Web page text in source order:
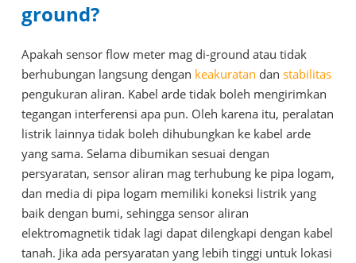
ground?
Apakah sensor flow meter mag di-ground atau tidak
berhubungan langsung dengan keakuratan dan stabilitas
pengukuran aliran. Kabel arde tidak boleh mengirimkan
tegangan interferensi apa pun. Oleh karena itu, peralatan
listrik lainnya tidak boleh dihubungkan ke kabel arde
yang sama. Selama dibumikan sesuai dengan
persyaratan, sensor aliran mag terhubung ke pipa logam,
dan media di pipa logam memiliki koneksi listrik yang
baik dengan bumi, sehingga sensor aliran
elektromagnetik tidak lagi dapat dilengkapi dengan kabel
tanah. Jika ada persyaratan yang lebih tinggi untuk lokasi